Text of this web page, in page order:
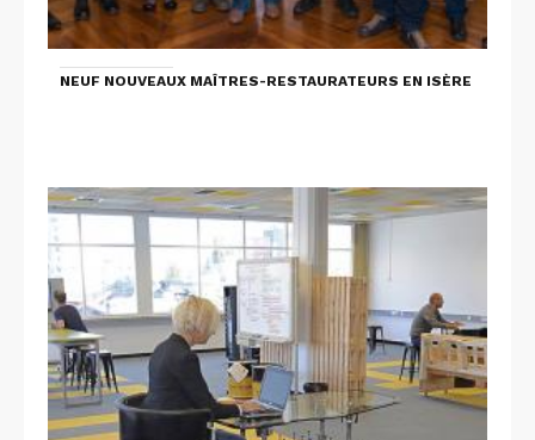
NEUF NOUVEAUX MAÎTRES-RESTAURATEURS EN ISÈRE